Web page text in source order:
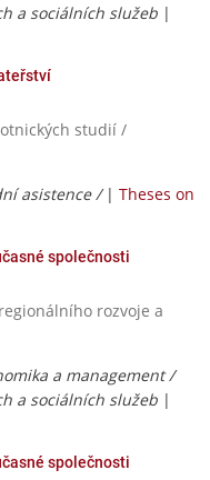
a sociálních služeb |
studií /
asistence / | Theses on
společnosti
rozvoje a
a management /
a sociálních služeb |
společnosti